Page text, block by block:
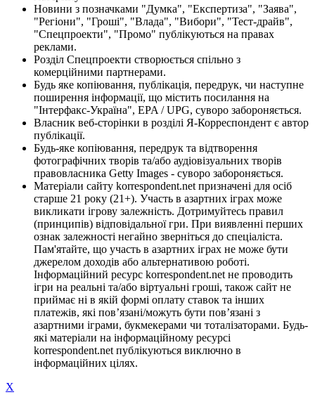
Новини з позначками "Думка", "Експертиза", "Заява",
"Регіони", "Гроші", "Влада", "Вибори", "Тест-драйв",
"Спецпроекти", "Промо" публікуються на правах
реклами.
Розділ Спецпроекти створюється спільно з
комерційними партнерами.
Будь яке копіювання, публікація, передрук, чи наступне
поширення інформації, що містить посилання на
"Інтерфакс-Україна", EPA / UPG, суворо забороняється.
Власник веб-сторінки в розділі Я-Корреспондент є автор
публікації.
Будь-яке копіювання, передрук та відтворення
фотографічних творів та/або аудіовізуальних творів
правовласника Getty Images - суворо забороняється.
Матеріали сайту korrespondent.net призначені для осіб
старше 21 року (21+). Участь в азартних іграх може
викликати ігрову залежність. Дотримуйтесь правил
(принципів) відповідальної гри. При виявленні перших
ознак залежності негайно зверніться до спеціаліста.
Пам'ятайте, що участь в азартних іграх не може бути
джерелом доходів або альтернативою роботі.
Інформаційний ресурс korrespondent.net не проводить
ігри на реальні та/або віртуальні гроші, також сайт не
приймає ні в якій формі оплату ставок та інших
платежів, які пов’язані/можуть бути пов’язані з
азартними іграми, букмекерами чи тоталізаторами. Будь-
які матеріали на інформаційному ресурсі
korrespondent.net публікуються виключно в
інформаційних цілях.
X